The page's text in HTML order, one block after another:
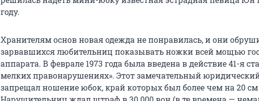
году.
Хранителям основ новая одежда не понравилась, и они
зарвавшихся любительниц показывать ножки всей мощью
аппарата. В феврале 1973 года была введена в действие 41-я
мелких правонарушениях». Этот замечательный
запрещал ношение юбок, край которых был более чем на 20